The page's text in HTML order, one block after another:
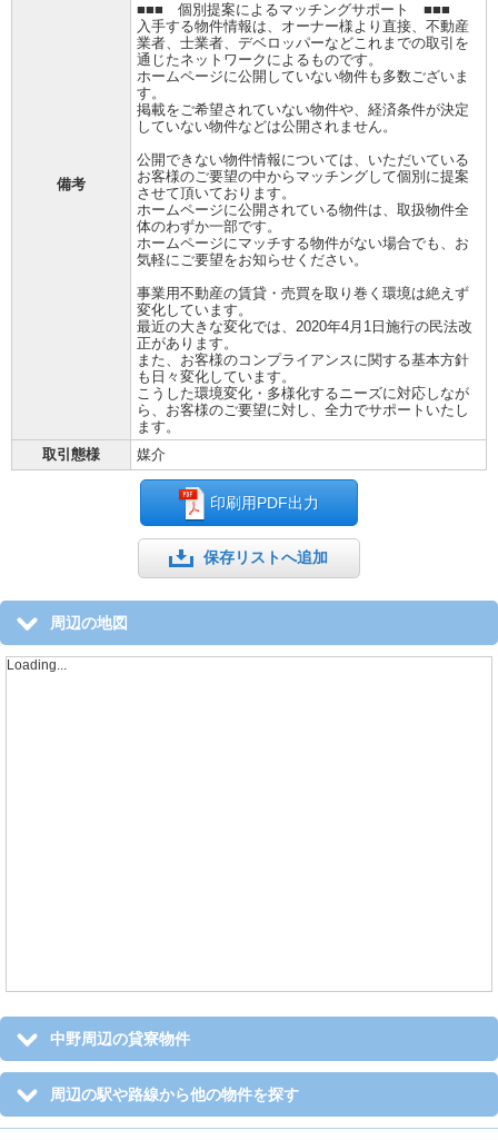
備考
■■■ 個別提案によるマッチングサポート ■■■
入手する物件情報は、オーナー様より直接、不動産
業者、士業者、デベロッパーなどこれまでの取引を
通じたネットワークによるものです。
ホームページに公開していない物件も多数ございま
す。
掲載をご希望されていない物件や、経済条件が決定
していない物件などは公開されません。
公開できない物件情報については、いただいている
お客様のご要望の中からマッチングして個別に提案
させて頂いております。
ホームページに公開されている物件は、取扱物件全
体のわずか一部です。
ホームページにマッチする物件がない場合でも、お
気軽にご要望をお知らせください。
事業用不動産の賃貸・売買を取り巻く環境は絶えず
変化しています。
最近の大きな変化では、2020年4月1日施行の民法改
正があります。
また、お客様のコンプライアンスに関する基本方針
も日々変化しています。
こうした環境変化・多様化するニーズに対応しなが
ら、お客様のご要望に対し、全力でサポートいたし
ます。
取引態様
媒介
印刷用PDF出力
保存リストへ追加
周辺の地図
Loading...
中野周辺の貸寮物件
周辺の駅や路線から他の物件を探す